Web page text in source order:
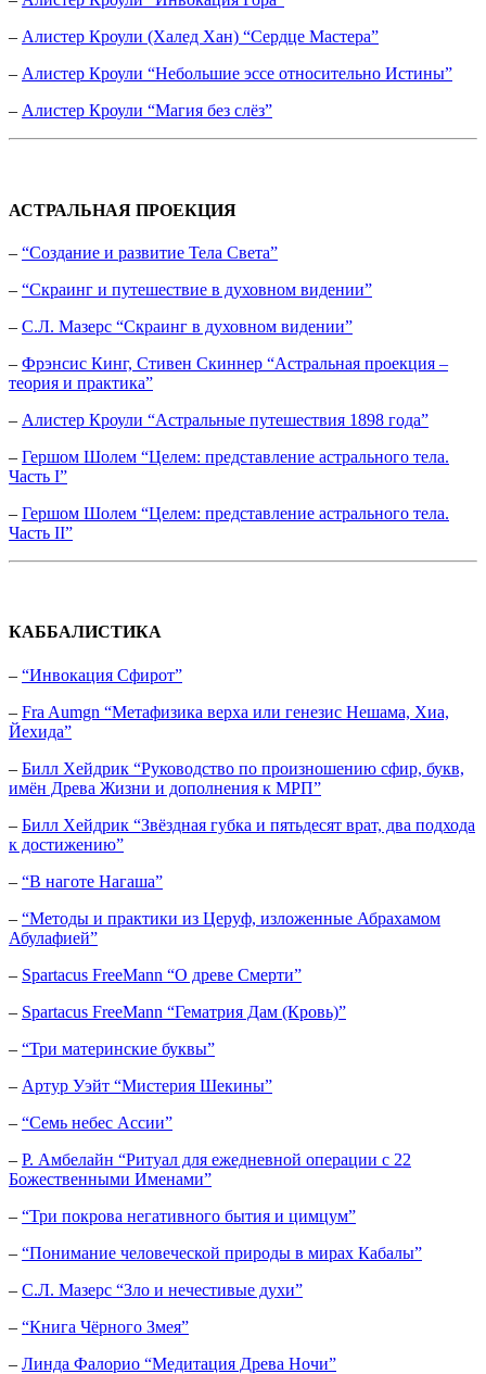
– Алистер Кроули (Халед Хан) “Сердце Мастера”
– Алистер Кроули “Небольшие эссе относительно Истины”
– Алистер Кроули “Магия без слёз”
АСТРАЛЬНАЯ ПРОЕКЦИЯ
– “Создание и развитие Тела Света”
– “Скраинг и путешествие в духовном видении”
– С.Л. Мазерс “Скраинг в духовном видении”
– Фрэнсис Кинг, Стивен Скиннер “Астральная проекция –
теория и практика”
– Алистер Кроули “Астральные путешествия 1898 года”
– Гершом Шолем “Целем: представление астрального тела.
Часть I”
– Гершом Шолем “Целем: представление астрального тела.
Часть II”
КАББАЛИСТИКА
– “Инвокация Сфирот”
– Fra Aumgn “Метафизика верха или генезис Нешама, Хиа,
Йехида”
– Билл Хейдрик “Руководство по произношению сфир, букв,
имён Древа Жизни и дополнения к МРП”
– Билл Хейдрик “Звёздная губка и пятьдесят врат, два подхода
к достижению”
– “В наготе Нагаша”
– “Методы и практики из Церуф, изложенные Абрахамом
Абулафией”
– Spartacus FreeMann “О древе Смерти”
– Spartacus FreeMann “Гематрия Дам (Кровь)”
– “Три материнские буквы”
– Артур Уэйт “Мистерия Шекины”
– “Семь небес Ассии”
– Р. Амбелайн “Ритуал для ежедневной операции с 22
Божественными Именами”
– “Три покрова негативного бытия и цимцум”
– “Понимание человеческой природы в мирах Кабалы”
– C.Л. Мазерс “Зло и нечестивые духи”
– “Книга Чёрного Змея”
– Линда Фалорио “Медитация Древа Ночи”